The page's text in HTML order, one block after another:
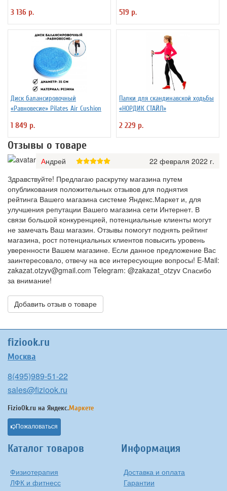
3 136 р. 519 р.
Диск балансировочный
«Равновесие» Pilates Air Cushion
1 849 р.
Палки для скандинавской ходьбы
«НОРДИК СТАЙЛ»
2 229 р.
Отзывы о товаре
Андрей
22 февраля 2022 г.
Здравствуйте! Предлагаю раскрутку магазина путем
опубликования положительных отзывов для поднятия
рейтинга Вашего магазина системе Яндекс.Маркет и, для
улучшения репутации Вашего магазина сети Интернет. В
связи большой конкуренцией, потенциальные клиенты могут
не замечать Ваш магазин. Отзывы помогут поднять рейтинг
магазина, рост потенциальных клиентов повысить уровень
уверенности Вашем магазине. Если данное предложение Вас
заинтересовало, отвечу на все интересующие вопросы! E-Mail:
zakazat.otzyv@gmail.com Telegram: @zakazat_otzyv Спасибо
за внимание!
Добавить отзыв о товаре
fiziook.ru
Москва
8(495)989-51-22
sales@fiziook.ru
FizioOk.ru на Яндекс.Маркете
Пожаловаться
Каталог товаров
Физиотерапия
ЛФК и фитнесс
Информация
Доставка и оплата
Гарантии